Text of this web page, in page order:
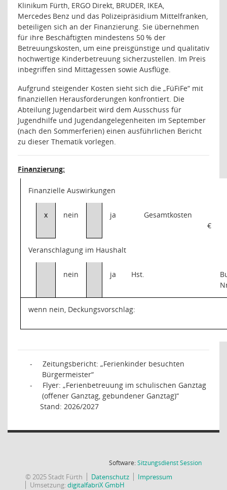
Klinikum Fürth, ERGO Direkt, BRUDER, IKEA,
Mercedes Benz und das Polizeipräsidium Mittelfranken,
beteiligen sich an der Finanzierung. Sie übernehmen
für ihre Beschäftigten mindestens 50 % der
Betreuungskosten, um eine preisgünstige und qualitativ
hochwertige Kinderbetreuung sicherzustellen. Im Preis
inbegriffen sind Mittagessen sowie Ausflüge.
Aufgrund steigender Kosten sieht sich die „FüFiFe“ mit
finanziellen Herausforderungen konfrontiert. Die
Abteilung Jugendarbeit wird dem Ausschuss für
Jugendhilfe und Jugendangelegenheiten im September
(nach den Sommerferien) einen ausführlichen Bericht
zu dieser Thematik vorlegen.
Finanzierung:
Finanzielle Auswirkungen
x nein ja
Gesamtkosten
€
Veranschlagung im Haushalt
nein ja Hst.
wenn nein, Deckungsvorschlag:
-
Zeitungsbericht: „Ferienkinder besuchten
Bürgermeister“
-
Flyer: „Ferienbetreuung im schulischen Ganztag
(offener Ganztag, gebundener Ganztag)“
Stand: 2026/2027
Software:SitzungsdienstSession(Wird in
© 2025 Stadt Fürth Datenschutz
Impressum
Umsetzung:digitalfabriX GmbH